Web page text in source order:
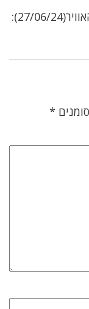
תחזית מזג האוויר(27/06/24):
*